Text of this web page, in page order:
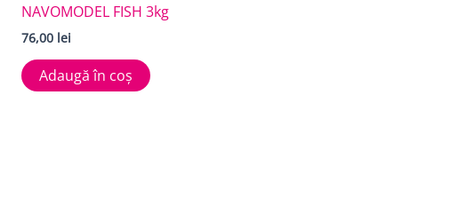
NAVOMODEL FISH 3kg
76,00 lei
Adaugă în coș